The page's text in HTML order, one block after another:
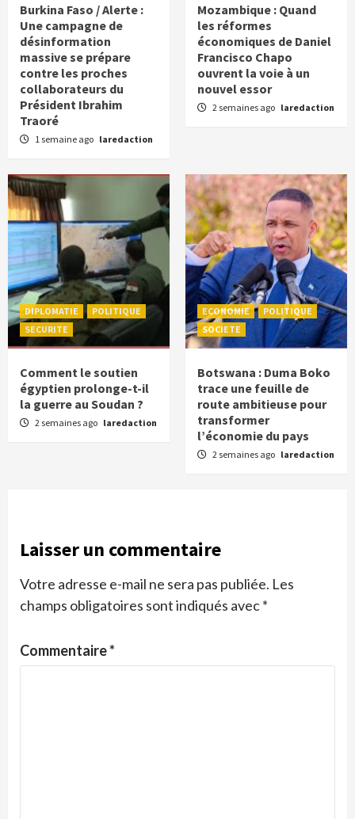
Burkina Faso / Alerte :
Une campagne de
désinformation
massive se prépare
contre les proches
collaborateurs du
Président Ibrahim
Traoré
1 semaine ago laredaction
Mozambique : Quand
les réformes
économiques de Daniel
Francisco Chapo
ouvrent la voie à un
nouvel essor
2 semaines ago laredaction
DIPLOMATIE
POLITIQUE
SECURITE
Comment le soutien
égyptien prolonge-t-il
la guerre au Soudan ?
2 semaines ago laredaction
ECONOMIE
POLITIQUE
SOCIETE
Botswana : Duma Boko
trace une feuille de
route ambitieuse pour
transformer
l’économie du pays
2 semaines ago laredaction
Laisser un commentaire
Votre adresse e-mail ne sera pas publiée. Les
champs obligatoires sont indiqués avec*
Commentaire*